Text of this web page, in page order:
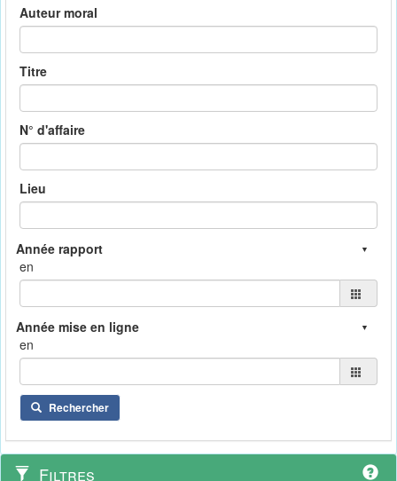
Auteur moral
Titre
N° d'affaire
Lieu
en
en
Rechercher
Filtres